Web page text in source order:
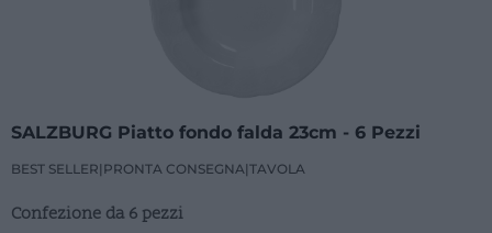
SALZBURG Piatto fondo falda 23cm - 6 Pezzi
BEST SELLER| PRONTA CONSEGNA|TAVOLA
Confezione da 6 pezzi